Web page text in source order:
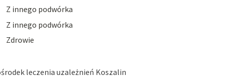
Z innego podwórka
Z innego podwórka
Zdrowie
leczenia uzależnień Koszalin